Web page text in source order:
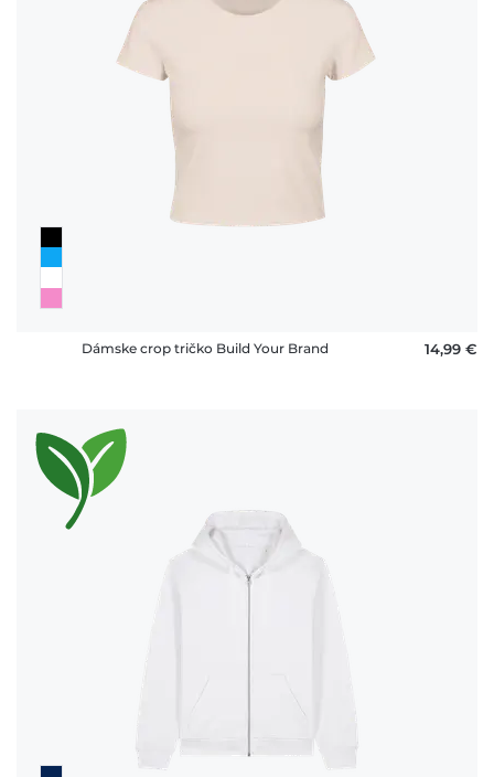
Dámske crop tričko Build Your Brand 14,99 €